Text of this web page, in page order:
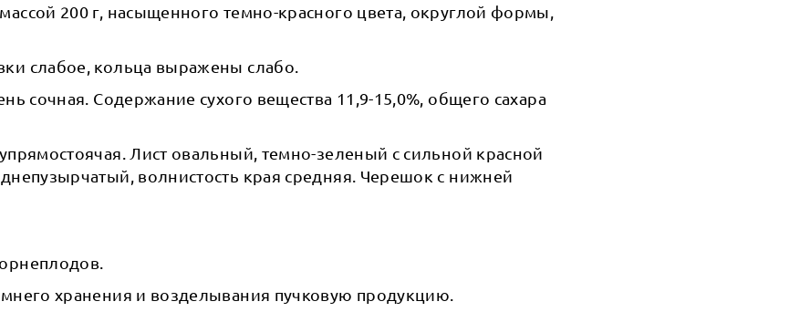
200 г, насыщенного темно-красного цвета, округлой формы,
слабое, кольца выражены слабо.
сочная. Содержание сухого вещества 11,9-15,0%, общего сахара
Лист овальный, темно-зеленый с сильной красной
волнистость края средняя. Черешок с нижней
хранения и возделывания пучковую продукцию.